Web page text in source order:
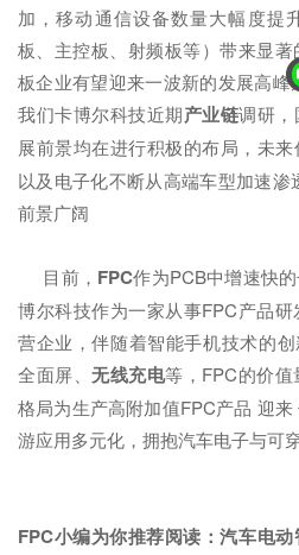
加，移动通信设备数量大幅度提
板、主控板、射频板等）带来显
板企业有望迎来一波新的发展高峰
我们卡博尔科技近期产业链调研，
展前景均在进行积极的布局，未
以及电子化不断从高端车型加速
前景广阔
目前， FPC作为PCB中增速快
博尔科技作为一家从事FPC产品
营企业，伴随着智能手机技术的创
全面屏、无线充电等，FPC的价
格局为生产高附加值FPC产品 迎
游应用多元化，拥抱汽车电子与可
FPC小编为你推荐阅读：汽车电